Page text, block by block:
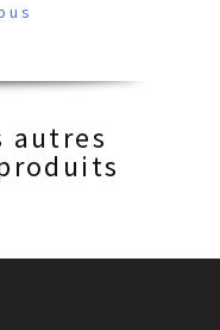
autres